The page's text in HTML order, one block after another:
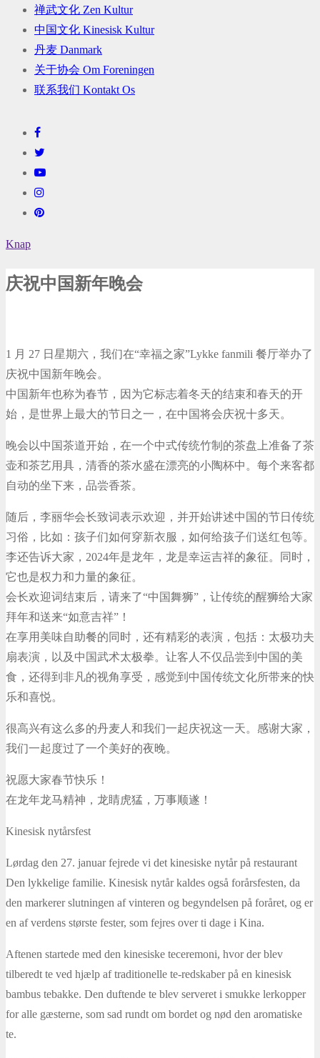
禅武文化 Zen Kultur
中国文化 Kinesisk Kultur
丹麦 Danmark
关于协会 Om Foreningen
联系我们 Kontakt Os
Knap
庆祝中国新年晚会
1 月 27 日星期六，我们在“幸福之家”Lykke fanmili 餐厅举办了
庆祝中国新年晚会。
中国新年也称为春节，因为它标志着冬天的结束和春天的开
始，是世界上最大的节日之一，在中国将会庆祝十多天。
晚会以中国茶道开始，在一个中式传统竹制的茶盘上准备了茶
壶和茶艺用具，清香的茶水盛在漂亮的小陶杯中。每个来客都
自动的坐下来，品尝香茶。
随后，李丽华会长致词表示欢迎，并开始讲述中国的节日传统
习俗，比如：孩子们如何穿新衣服，如何给孩子们送红包等。
李还告诉大家，2024年是龙年，龙是幸运吉祥的象征。同时，
它也是权力和力量的象征。
会长欢迎词结束后，请来了“中国舞狮”，让传统的醒狮给大家
拜年和送来“如意吉祥”！
在享用美味自助餐的同时，还有精彩的表演，包括：太极功夫
扇表演，以及中国武术太极拳。让客人不仅品尝到中国的美
食，还得到非凡的视角享受，感觉到中国传统文化所带来的快
乐和喜悦。
很高兴有这么多的丹麦人和我们一起庆祝这一天。感谢大家，
我们一起度过了一个美好的夜晚。
祝愿大家春节快乐！
在龙年龙马精神，龙睛虎猛，万事顺遂！
Kinesisk nytårsfest
Lørdag den 27. januar fejrede vi det kinesiske nytår på restaurant
Den lykkelige familie. Kinesisk nytår kaldes også forårsfesten, da
den markerer slutningen af vinteren og begyndelsen på foråret, og er
en af verdens største fester, som fejres over ti dage i Kina.
Aftenen startede med den kinesiske teceremoni, hvor der blev
tilberedt te ved hjælp af traditionelle te-redskaber på en kinesisk
bambus tebakke. Den duftende te blev serveret i smukke lerkopper
for alle gæsterne, som sad rundt om bordet og nød den aromatiske
te.